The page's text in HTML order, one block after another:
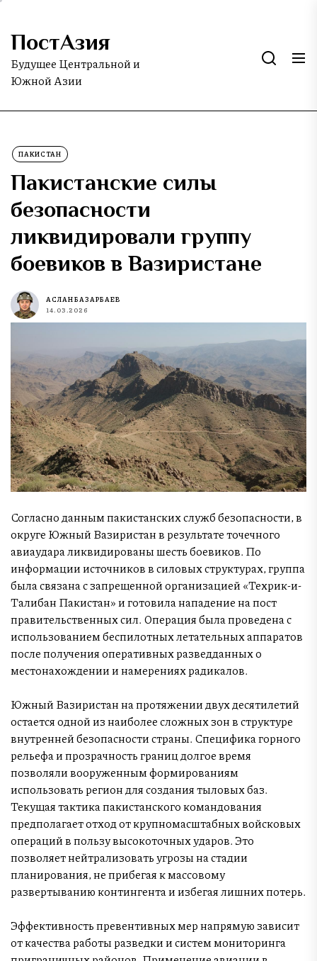
Skip
the
content
ПостАзия
Будущее Центральной и
Южной Азии
ПАКИСТАН
Пакистанские силы
безопасности
ликвидировали группу
боевиков в Вазиристане
АСЛАН БАЗАРБАЕВ
14.03.2026
Согласно данным пакистанских служб безопасности, в
округе Южный Вазиристан в результате точечного
авиаудара ликвидированы шесть боевиков. По
информации источников в силовых структурах, группа
была связана с запрещенной организацией «Техрик-и-
Талибан Пакистан» и готовила нападение на пост
правительственных сил. Операция была проведена с
использованием беспилотных летательных аппаратов
после получения оперативных разведданных о
местонахождении и намерениях радикалов.
Южный Вазиристан на протяжении двух десятилетий
остается одной из наиболее сложных зон в структуре
внутренней безопасности страны. Специфика горного
рельефа и прозрачность границ долгое время
позволяли вооруженным формированиям
использовать регион для создания тыловых баз.
Текущая тактика пакистанского командования
предполагает отход от крупномасштабных войсковых
операций в пользу высокоточных ударов. Это
позволяет нейтрализовать угрозы на стадии
планирования, не прибегая к массовому
развертыванию контингента и избегая лишних потерь.
Эффективность превентивных мер напрямую зависит
от качества работы разведки и систем мониторинга